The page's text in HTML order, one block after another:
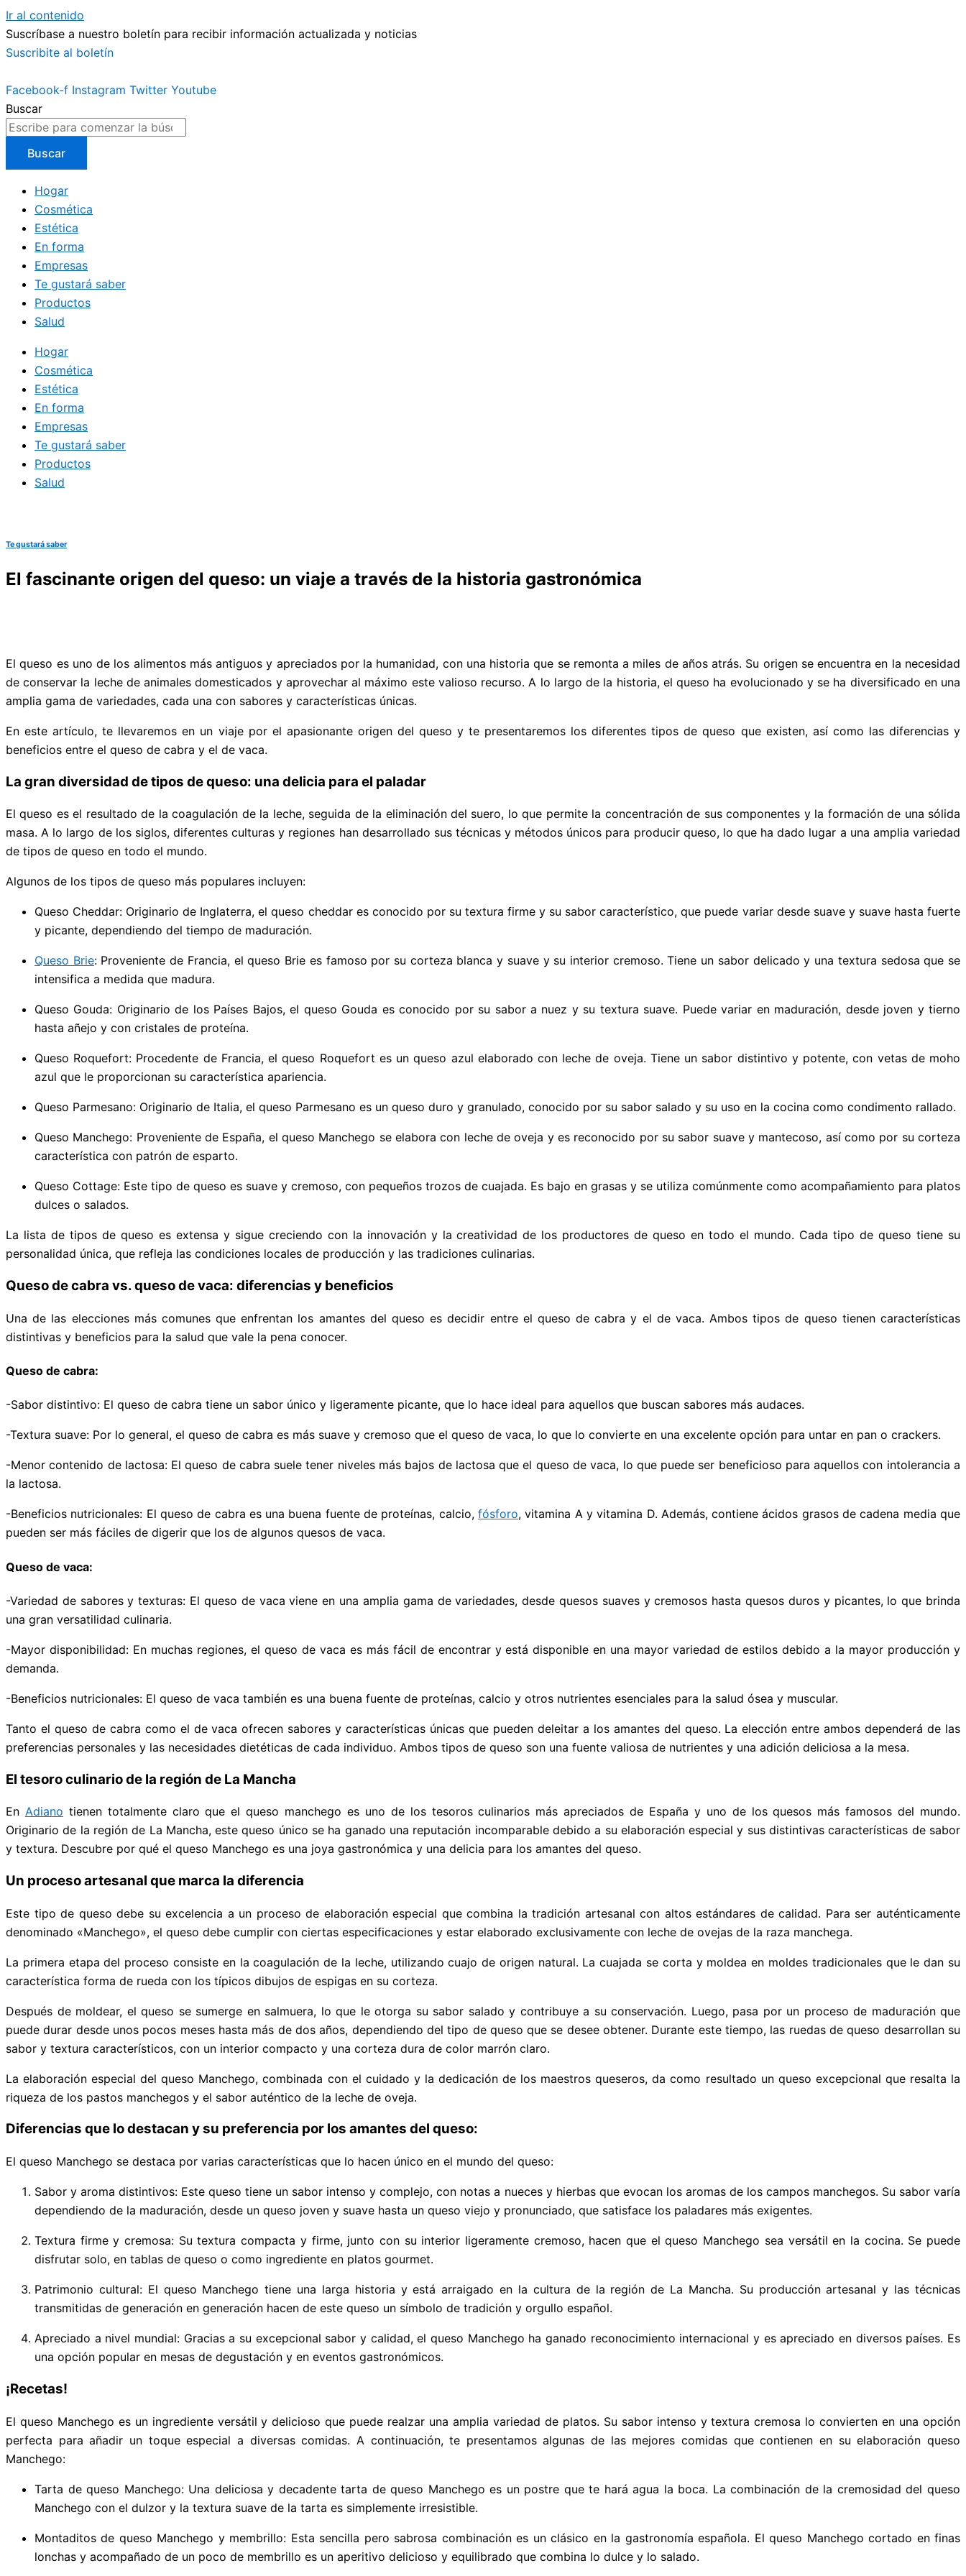
Ir al contenido
Suscríbase a nuestro boletín para recibir información actualizada y noticias
Suscribite al boletín
Facebook-f Instagram Twitter Youtube
Buscar
Buscar
Hogar
Cosmética
Estética
En forma
Empresas
Te gustará saber
Productos
Salud
Hogar
Cosmética
Estética
En forma
Empresas
Te gustará saber
Productos
Salud
Te gustará saber
El fascinante origen del queso: un viaje a través de la historia gastronómica
El queso es uno de los alimentos más antiguos y apreciados por la humanidad, con una historia que se remonta a miles de años atrás. Su origen se encuentra en la necesidad
de conservar la leche de animales domesticados y aprovechar al máximo este valioso recurso. A lo largo de la historia, el queso ha evolucionado y se ha diversificado en una
amplia gama de variedades, cada una con sabores y características únicas.
En este artículo, te llevaremos en un viaje por el apasionante origen del queso y te presentaremos los diferentes tipos de queso que existen, así como las diferencias y
beneficios entre el queso de cabra y el de vaca.
La gran diversidad de tipos de queso: una delicia para el paladar
El queso es el resultado de la coagulación de la leche, seguida de la eliminación del suero, lo que permite la concentración de sus componentes y la formación de una sólida
masa. A lo largo de los siglos, diferentes culturas y regiones han desarrollado sus técnicas y métodos únicos para producir queso, lo que ha dado lugar a una amplia variedad
de tipos de queso en todo el mundo.
Algunos de los tipos de queso más populares incluyen:
Queso Cheddar: Originario de Inglaterra, el queso cheddar es conocido por su textura firme y su sabor característico, que puede variar desde suave y suave hasta fuerte
y picante, dependiendo del tiempo de maduración.
Queso Brie: Proveniente de Francia, el queso Brie es famoso por su corteza blanca y suave y su interior cremoso. Tiene un sabor delicado y una textura sedosa que se
intensifica a medida que madura.
Queso Gouda: Originario de los Países Bajos, el queso Gouda es conocido por su sabor a nuez y su textura suave. Puede variar en maduración, desde joven y tierno
hasta añejo y con cristales de proteína.
Queso Roquefort: Procedente de Francia, el queso Roquefort es un queso azul elaborado con leche de oveja. Tiene un sabor distintivo y potente, con vetas de moho
azul que le proporcionan su característica apariencia.
Queso Parmesano: Originario de Italia, el queso Parmesano es un queso duro y granulado, conocido por su sabor salado y su uso en la cocina como condimento rallado.
Queso Manchego: Proveniente de España, el queso Manchego se elabora con leche de oveja y es reconocido por su sabor suave y mantecoso, así como por su corteza
característica con patrón de esparto.
Queso Cottage: Este tipo de queso es suave y cremoso, con pequeños trozos de cuajada. Es bajo en grasas y se utiliza comúnmente como acompañamiento para platos
dulces o salados.
La lista de tipos de queso es extensa y sigue creciendo con la innovación y la creatividad de los productores de queso en todo el mundo. Cada tipo de queso tiene su
personalidad única, que refleja las condiciones locales de producción y las tradiciones culinarias.
Queso de cabra vs. queso de vaca: diferencias y beneficios
Una de las elecciones más comunes que enfrentan los amantes del queso es decidir entre el queso de cabra y el de vaca. Ambos tipos de queso tienen características
distintivas y beneficios para la salud que vale la pena conocer.
Queso de cabra:
-Sabor distintivo: El queso de cabra tiene un sabor único y ligeramente picante, que lo hace ideal para aquellos que buscan sabores más audaces.
-Textura suave: Por lo general, el queso de cabra es más suave y cremoso que el queso de vaca, lo que lo convierte en una excelente opción para untar en pan o crackers.
-Menor contenido de lactosa: El queso de cabra suele tener niveles más bajos de lactosa que el queso de vaca, lo que puede ser beneficioso para aquellos con intolerancia a
la lactosa.
-Beneficios nutricionales: El queso de cabra es una buena fuente de proteínas, calcio, fósforo, vitamina A y vitamina D. Además, contiene ácidos grasos de cadena media que
pueden ser más fáciles de digerir que los de algunos quesos de vaca.
Queso de vaca:
-Variedad de sabores y texturas: El queso de vaca viene en una amplia gama de variedades, desde quesos suaves y cremosos hasta quesos duros y picantes, lo que brinda
una gran versatilidad culinaria.
-Mayor disponibilidad: En muchas regiones, el queso de vaca es más fácil de encontrar y está disponible en una mayor variedad de estilos debido a la mayor producción y
demanda.
-Beneficios nutricionales: El queso de vaca también es una buena fuente de proteínas, calcio y otros nutrientes esenciales para la salud ósea y muscular.
Tanto el queso de cabra como el de vaca ofrecen sabores y características únicas que pueden deleitar a los amantes del queso. La elección entre ambos dependerá de las
preferencias personales y las necesidades dietéticas de cada individuo. Ambos tipos de queso son una fuente valiosa de nutrientes y una adición deliciosa a la mesa.
El tesoro culinario de la región de La Mancha
En Adiano tienen totalmente claro que el queso manchego es uno de los tesoros culinarios más apreciados de España y uno de los quesos más famosos del mundo.
Originario de la región de La Mancha, este queso único se ha ganado una reputación incomparable debido a su elaboración especial y sus distintivas características de sabor
y textura. Descubre por qué el queso Manchego es una joya gastronómica y una delicia para los amantes del queso.
Un proceso artesanal que marca la diferencia
Este tipo de queso debe su excelencia a un proceso de elaboración especial que combina la tradición artesanal con altos estándares de calidad. Para ser auténticamente
denominado «Manchego», el queso debe cumplir con ciertas especificaciones y estar elaborado exclusivamente con leche de ovejas de la raza manchega.
La primera etapa del proceso consiste en la coagulación de la leche, utilizando cuajo de origen natural. La cuajada se corta y moldea en moldes tradicionales que le dan su
característica forma de rueda con los típicos dibujos de espigas en su corteza.
Después de moldear, el queso se sumerge en salmuera, lo que le otorga su sabor salado y contribuye a su conservación. Luego, pasa por un proceso de maduración que
puede durar desde unos pocos meses hasta más de dos años, dependiendo del tipo de queso que se desee obtener. Durante este tiempo, las ruedas de queso desarrollan su
sabor y textura característicos, con un interior compacto y una corteza dura de color marrón claro.
La elaboración especial del queso Manchego, combinada con el cuidado y la dedicación de los maestros queseros, da como resultado un queso excepcional que resalta la
riqueza de los pastos manchegos y el sabor auténtico de la leche de oveja.
Diferencias que lo destacan y su preferencia por los amantes del queso:
El queso Manchego se destaca por varias características que lo hacen único en el mundo del queso:
Sabor y aroma distintivos: Este queso tiene un sabor intenso y complejo, con notas a nueces y hierbas que evocan los aromas de los campos manchegos. Su sabor varía
dependiendo de la maduración, desde un queso joven y suave hasta un queso viejo y pronunciado, que satisface los paladares más exigentes.
Textura firme y cremosa: Su textura compacta y firme, junto con su interior ligeramente cremoso, hacen que el queso Manchego sea versátil en la cocina. Se puede
disfrutar solo, en tablas de queso o como ingrediente en platos gourmet.
Patrimonio cultural: El queso Manchego tiene una larga historia y está arraigado en la cultura de la región de La Mancha. Su producción artesanal y las técnicas
transmitidas de generación en generación hacen de este queso un símbolo de tradición y orgullo español.
Apreciado a nivel mundial: Gracias a su excepcional sabor y calidad, el queso Manchego ha ganado reconocimiento internacional y es apreciado en diversos países. Es
una opción popular en mesas de degustación y en eventos gastronómicos.
¡Recetas!
El queso Manchego es un ingrediente versátil y delicioso que puede realzar una amplia variedad de platos. Su sabor intenso y textura cremosa lo convierten en una opción
perfecta para añadir un toque especial a diversas comidas. A continuación, te presentamos algunas de las mejores comidas que contienen en su elaboración queso
Manchego:
Tarta de queso Manchego: Una deliciosa y decadente tarta de queso Manchego es un postre que te hará agua la boca. La combinación de la cremosidad del queso
Manchego con el dulzor y la textura suave de la tarta es simplemente irresistible.
Montaditos de queso Manchego y membrillo: Esta sencilla pero sabrosa combinación es un clásico en la gastronomía española. El queso Manchego cortado en finas
lonchas y acompañado de un poco de membrillo es un aperitivo delicioso y equilibrado que combina lo dulce y lo salado.